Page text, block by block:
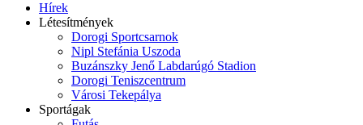
Hírek
Létesítmények
Dorogi Sportcsarnok
Nipl Stefánia Uszoda
Buzánszky Jenő Labdarúgó Stadion
Dorogi Teniszcentrum
Városi Tekepálya
Sportágak